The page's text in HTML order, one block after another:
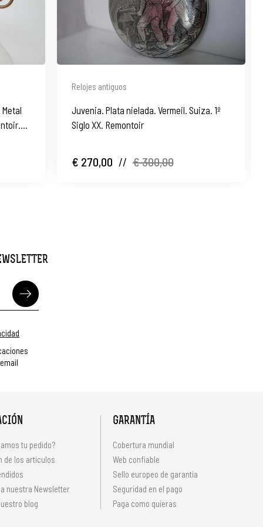
Relojes antiguos
Juvenia. Plata nielada. Vermeil. Suiza. 1º
Siglo XX. Remontoir
€ 270,00 // € 300,00
tu pedido?
de los artículos
nuestra Newsletter
blog
GARANTÍA
Cobertura mundial
Web confiable
Sello europeo de garantía
Seguridad en el pago
Paga como quieras